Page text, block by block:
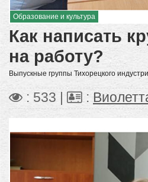
Образование и культура
Как написать
на работу?
Выпускные группы Тихорецкого
: 533 | :